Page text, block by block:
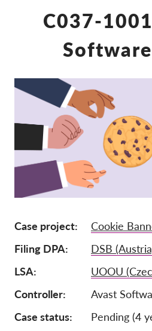
Όλες οι
Reports &
Exercise
Στήριξέ μας!
Ιδιότητα
Δωρεές
Αιγίδα
Σχετικά με
Ομάδα
Ετήσιες
Συχνές
message
C037-
Case project
Cookie
Filing DPA
DSB
LSA
UOOU
Controller
Avast
Case status
Pending (4